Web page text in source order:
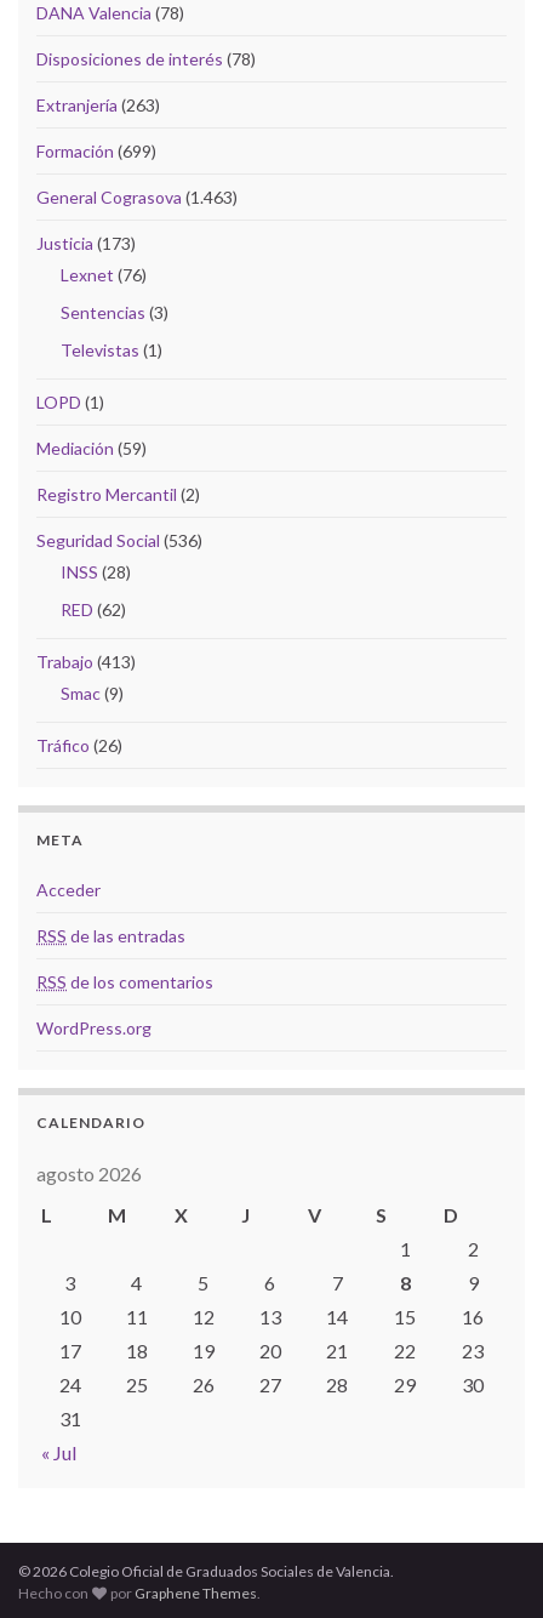
DANA Valencia (78)
Disposiciones de interés (78)
Extranjería (263)
Formación (699)
General Cograsova (1.463)
Justicia (173)
Lexnet (76)
Sentencias (3)
Televistas (1)
LOPD (1)
Mediación (59)
Registro Mercantil (2)
Seguridad Social (536)
INSS (28)
RED (62)
Trabajo (413)
Smac(9)
Tráfico (26)
META
Acceder
RSS de las entradas
RSS de los comentarios
WordPress.org
CALENDARIO
agosto 2026
L
M X J V S D
« Jul
1
2
3
4 5 6 7 8
9
10
11 12 13 14 15
16
17
18 19 20 21 22
23
24
25 26 27 28 29
30
31
© 2026 Colegio Oficial de Graduados Sociales de Valencia.
Hecho con
por Graphene Themes